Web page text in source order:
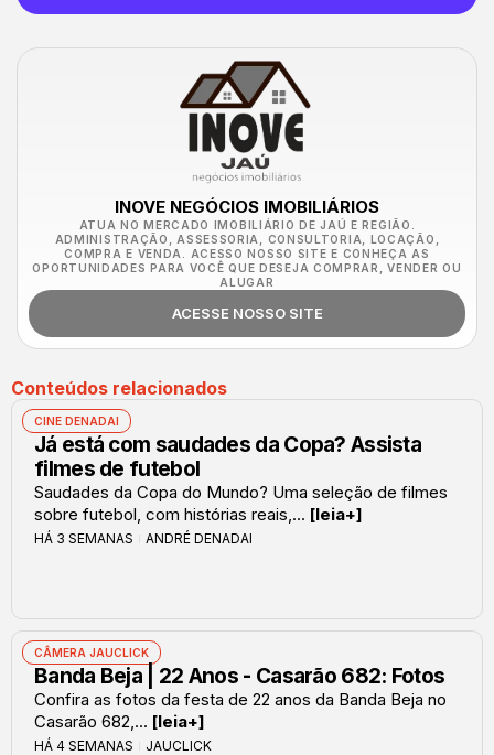
INOVE NEGÓCIOS IMOBILIÁRIOS
ATUA NO MERCADO IMOBILIÁRIO DE JAÚ E REGIÃO.
ADMINISTRAÇÃO, ASSESSORIA, CONSULTORIA, LOCAÇÃO,
COMPRA E VENDA. ACESSO NOSSO SITE E CONHEÇA AS
OPORTUNIDADES PARA VOCÊ QUE DESEJA COMPRAR, VENDER OU
ALUGAR
ACESSE NOSSO SITE
Conteúdos relacionados
CINE DENADAI
Já está com saudades da Copa? Assista
filmes de futebol
Saudades da Copa do Mundo? Uma seleção de filmes
sobre futebol, com histórias reais,... [leia+]
HÁ 3 SEMANAS ANDRÉ DENADAI
CÂMERA JAUCLICK
Banda Beja | 22 Anos - Casarão 682: Fotos
Confira as fotos da festa de 22 anos da Banda Beja no
Casarão 682,... [leia+]
HÁ 4 SEMANAS JAUCLICK